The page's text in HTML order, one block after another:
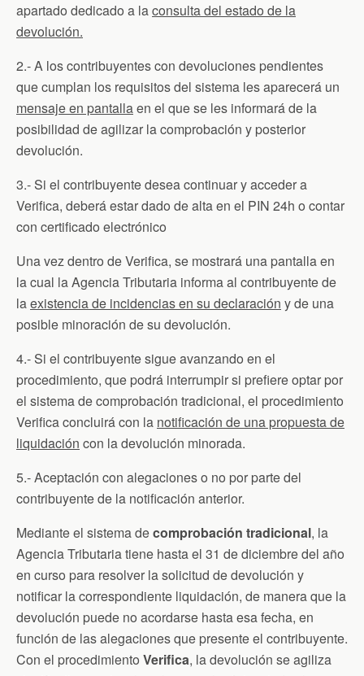
apartado dedicado a laconsulta del estado de la
devolución.
2.- A los contribuyentes con devoluciones pendientes
que cumplan los requisitos del sistema les aparecerá un
mensaje en pantallaen el que se les informará de la
posibilidad de agilizar la comprobación y posterior
devolución.
3.- Si el contribuyente desea continuar y acceder a
Verifica, deberá estar dado de alta en el PIN 24h o contar
con certificado electrónico
Una vez dentro de Verifica, se mostrará una pantalla en
la cual la Agencia Tributaria informa al contribuyente de
laexistencia de incidencias en su declaración y de una
posible minoración de su devolución.
4.- Si el contribuyente sigue avanzando en el
procedimiento, que podrá interrumpir si prefiere optar por
el sistema de comprobación tradicional, el procedimiento
Verifica concluirá con la notificación de una propuesta de
liquidación con la devolución minorada.
5.- Aceptación con alegaciones o no por parte del
contribuyente de la notificación anterior.
Mediante el sistema decomprobación tradicional, la
Agencia Tributaria tiene hasta el 31 de diciembre del año
en curso para resolver la solicitud de devolución y
notificar la correspondiente liquidación, de manera que la
devolución puede no acordarse hasta esa fecha, en
función de las alegaciones que presente el contribuyente.
Con el procedimiento Verifica, la devolución se agiliza